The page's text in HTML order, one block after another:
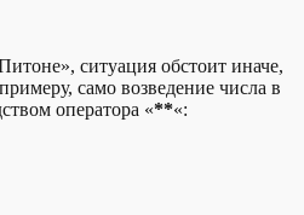
ситуация обстоит иначе,
само возведение числа в
оператора «**«: